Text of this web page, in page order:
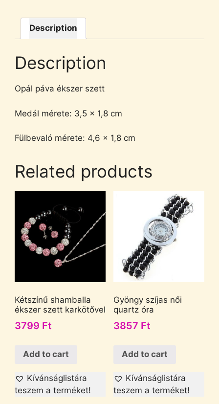
Description
Description
Opál páva ékszer szett
Medál mérete: 3,5 x 1,8 cm
Fülbevaló mérete: 4,6 x 1,8 cm
Related products
Kétszínű shamballa
ékszer szett karkötővel
3799 Ft
Add to cart
Kívánságlistára
teszem a terméket!
Gyöngy szíjas női
quartz óra
3857 Ft
Add to cart
Kívánságlistára
teszem a terméket!